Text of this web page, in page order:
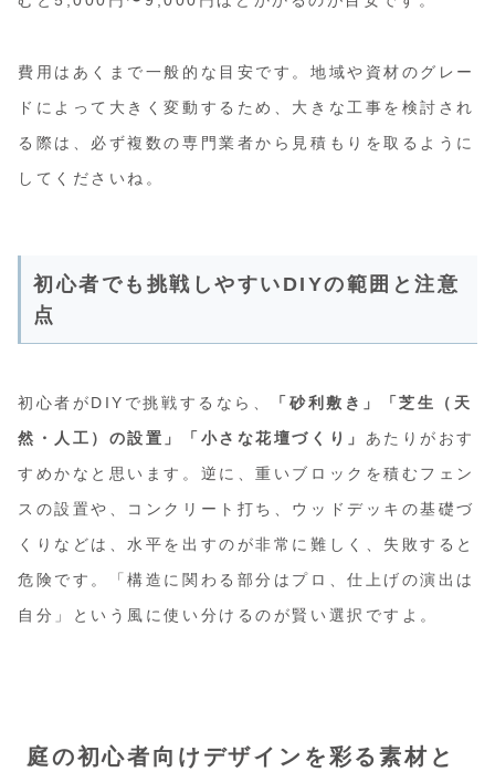
費用はあくまで一般的な目安です。地域や資材のグレー
ドによって大きく変動するため、大きな工事を検討され
る際は、必ず複数の専門業者から見積もりを取るように
してくださいね。
初心者でも挑戦しやすいDIYの範囲と注意
点
初心者がDIYで挑戦するなら、
「砂利敷き」「芝生（天
然・人工）の設置」「小さな花壇づくり」 あたりがおす
すめかなと思います。逆に、重いブロックを積むフェン
スの設置や、コンクリート打ち、ウッドデッキの基礎づ
くりなどは、水平を出すのが非常に難しく、失敗すると
危険です。
「構造に関わる部分はプロ、仕上げの演出は
自分」
という風に使い分けるのが賢い選択ですよ。
庭の初心者向けデザインを彩る素材と